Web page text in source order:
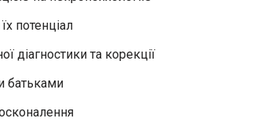
потенціал
діагностики та корекції
батьками